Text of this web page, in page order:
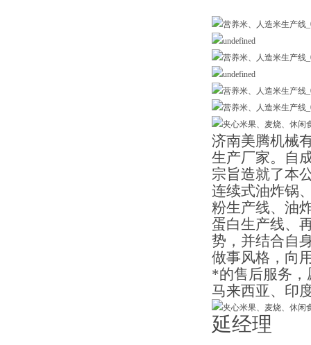
济南美腾机械
生产厂家。自
宗旨造就了本
连续式油炸锅
粉生产线、油
蛋白生产线、
势，并结合自
做事风格，向
*的售后服务，
马来西亚、印
延经理